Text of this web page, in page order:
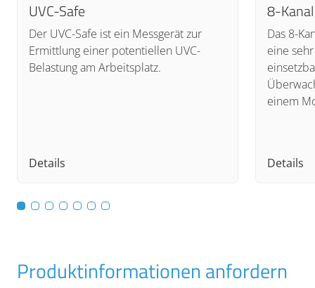
UVC-Safe
Der UVC-Safe ist ein Messgerät zur
Ermittlung einer potentiellen UVC-
Belastung am Arbeitsplatz.
Details
8-
Das 8-
eine
einem
Details
Produktinformationen anfordern